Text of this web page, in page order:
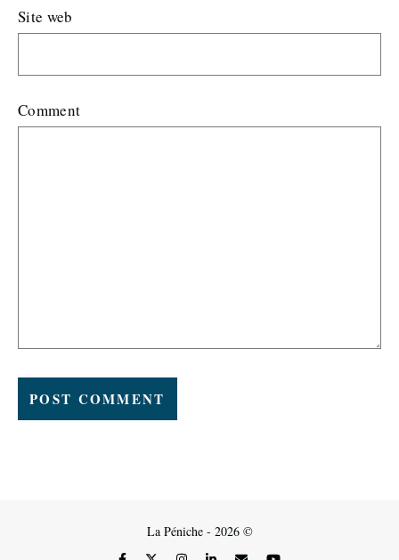
Site web
Comment
La Péniche - 2026 ©